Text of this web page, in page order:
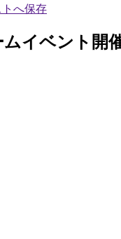
イベント開